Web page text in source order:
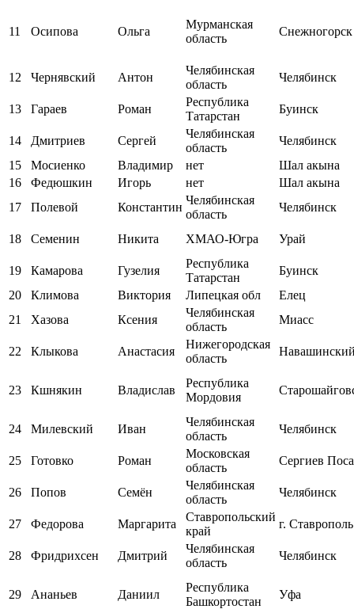
11 Осипова Ольга
Мурманская
область
Снежногорск
12 Чернявский Антон
Челябинская
область
Челябинск
13 Гараев Роман
Республика
Татарстан
Буинск
14 Дмитриев Сергей
Челябинская
область
Челябинск
15
Мосиенко Владимир нет
Шал акына
16
Федюшкин Игорь нет
Шал акына
17
Полевой Константин
Челябинская
область
Челябинск
18 Семенин Никита ХМАО-Югра Урай
19 Камарова Гузелия
Республика
Татарстан
Буинск
20
Климова Виктория Липецкая обл
Елец
21
Хазова Ксения
Челябинская
область
Миасс
22 Клыкова Анастасия
Нижегородская
область
23 Кшнякин Владислав
Республика
Мордовия
24 Милевский Иван
Челябинская
область
Челябинск
25 Готовко Роман
Московская
область
Сергиев
26 Попов Семён
Челябинская
область
Челябинск
27 Федорова Маргарита
Ставропольский
край
г. Ставрополь
28 Фридрихсен Дмитрий
Челябинская
область
Челябинск
29 Ананьев Даниил
Республика
Башкортостан
Уфа